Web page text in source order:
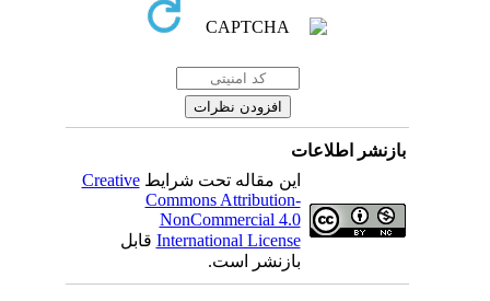
بازنشر اطلاعات
این مقاله تحت شرایطCreative
Commons Attribution-
NonCommercial 4.0
International Licenseقابل
بازنشر است.